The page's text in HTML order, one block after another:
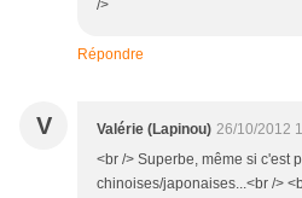
/>
Répondre
V Valérie (Lapinou) 26/10/2012
<br /> Superbe, même si c'est
chinoises/japonaises...<br />